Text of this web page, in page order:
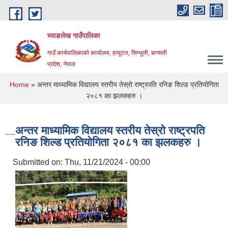
Skip to main content
घ्याङलेख गाउँपालिका
गाउँ कार्यपालिकाको कार्यालय, हायुटार, सिन्धुली, बागमती
प्रदेश, नेपाल
You are here
Home» अन्तर माध्यामिक विद्यालय स्तरीय तेस्रो राष्ट्रपति रनिङ शिल्ड प्रतियोगिता
२०८१ का झलकहरु ।
अन्तर माध्यामिक विद्यालय स्तरीय तेस्रो राष्ट्रपति
रनिङ शिल्ड प्रतियोगिता २०८१ का झलकहरु ।
Submitted on: Thu, 11/21/2024 - 00:00